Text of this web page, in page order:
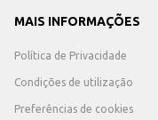
MAIS INFORMAÇÕES
Política de Privacidade
Condições de utilização
Preferências de cookies